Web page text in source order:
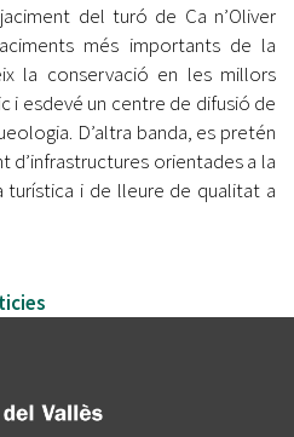
del turó de Ca n’Oliver
més importants de la
la conservació en les millors
i esdevé un centre de difusió de
D’altra banda, es pretén
d’infrastructures orientades a la
turística i de lleure de qualitat a